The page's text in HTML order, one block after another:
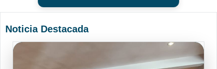
Noticia Destacada